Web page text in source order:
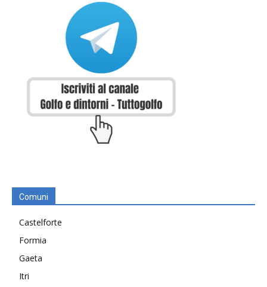
Comuni
Castelforte
Formia
Gaeta
Itri